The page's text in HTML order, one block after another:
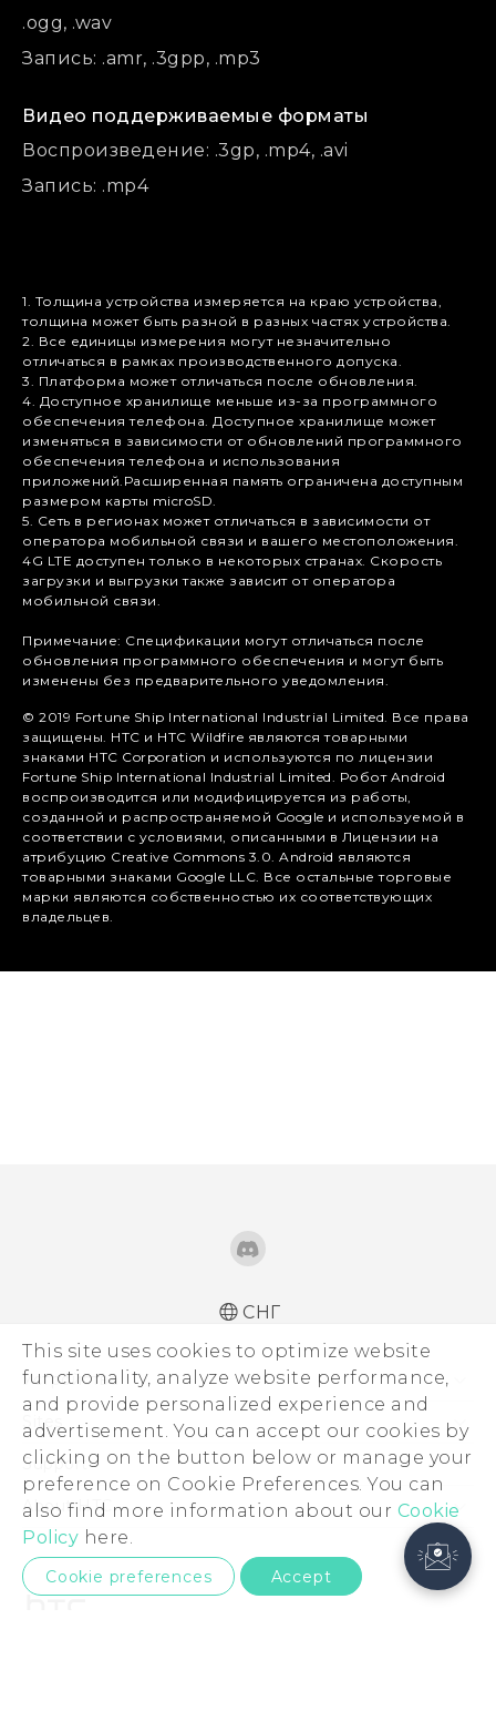
This site uses cookies to optimize website
functionality, analyze website performance,
and provide personalized experience and
advertisement. You can accept our cookies by
clicking on the button below or manage your
preference on Cookie Preferences. You can
also find more information about our Cookie
Policy here.
Cookie preferences Accept
.ogg, .wav
Запись: .amr, .3gpp, .mp3
Видео поддерживаемые форматы
Воспроизведение: .3gp, .mp4, .avi
Запись: .mp4
1. Толщина устройства измеряется на краю устройства,
толщина может быть разной в разных частях устройства.
2. Все единицы измерения могут незначительно
отличаться в рамках производственного допуска.
3. Платформа может отличаться после обновления.
4. Доступное хранилище меньше из-за программного
обеспечения телефона. Доступное хранилище может
изменяться в зависимости от обновлений программного
обеспечения телефона и использования
приложений.Расширенная память ограничена доступным
размером карты microSD.
5. Сеть в регионах может отличаться в зависимости от
оператора мобильной связи и вашего местоположения.
4G LTE доступен только в некоторых странах. Скорость
загрузки и выгрузки также зависит от оператора
мобильной связи.
Примечание: Спецификации могут отличаться после
обновления программного обеспечения и могут быть
изменены без предварительного уведомления.
© 2019 Fortune Ship International Industrial Limited. Все права
защищены. HTC и HTC Wildfire являются товарными
знаками HTC Corporation и используются по лицензии
Fortune Ship International Industrial Limited. Робот Android
воспроизводится или модифицируется из работы,
созданной и распространяемой Google и используемой в
соответствии с условиями, описанными в Лицензии на
атрибуцию Creative Commons 3.0. Android являются
товарными знаками Google LLC. Все остальные торговые
марки являются собственностью их соответствующих
владельцев.
СНГ
Устройства
5G
Смартфоны
EXODUS
Аксессуары
VIVE
Sites
HTC Dev
HTC Research
Support
ПОДДЕРЖКА
About HTC
ESG
Инвестирование